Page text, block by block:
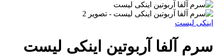
اینکی لیست
سرم آلفا آربوتین اینکی لیست